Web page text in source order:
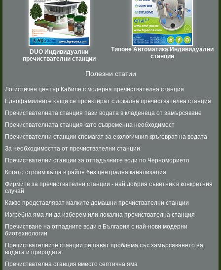
DUO Индивидуални
пречиствателни станции
Типове Автоматика Индивидуални
станции
Полезни статии
Логистичен център Кабиле с модерна пречиствателна станция
Еднофамилните къщи се проектират с локална пречиствателна станция
Пречиствателната станция пази водата в кладенеца от замърсяване
Пречиствателната станция като съвременна необходимост
Пречиствателни станции спомагат за екологичния кръговрат на водата
За необходимостта от пречиствателни станции
Пречиствателни станции за отпадъчните води по Черноморието
Когато строим къща в район без централна канализация
Фирмите за пречиствателни станции - най добрия съветник в конкретния
случай
Какво представляват малките домашни пречиствателни станции
Изгребна яма ли да изберем или локална пречиствателна станция
Пречистване на отпадните води в България с най-нови модерни
биотехнологии
Пречиствателните станции решават проблема със замърсяването на
водата и природата
Пречиствателна станция вместо септична яма